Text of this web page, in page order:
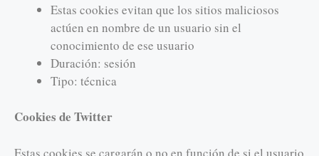
Estas cookies evitan que los sitios maliciosos
actúen en nombre de un usuario sin el
conocimiento de ese usuario
Duración: sesión
Tipo: técnica
Cookies de Twitter